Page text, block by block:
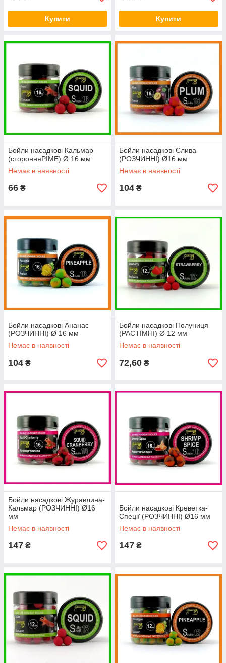
Купити Купити
Бойли насадкові Кальмар
(сторонняРІМЕ) Ø 16 мм
Немає в наявності
66 ₴
Бойли насадкові Слива
(РОЗЧИННІ) Ø16 мм
Немає в наявності
104 ₴
Бойли насадкові Ананас
(РОЗЧИННІ) Ø 16 мм
Немає в наявності
104 ₴
Бойли насадкові Полуниця
(РАСТІМНІ) Ø 12 мм
Немає в наявності
72,60 ₴
Бойли насадкові Журавлина-
Кальмар (РОЗЧИННІ) Ø16
мм
Немає в наявності
147 ₴
Бойли насадкові Креветка-
Спеції (РОЗЧИННІ) Ø16 мм
Немає в наявності
147 ₴